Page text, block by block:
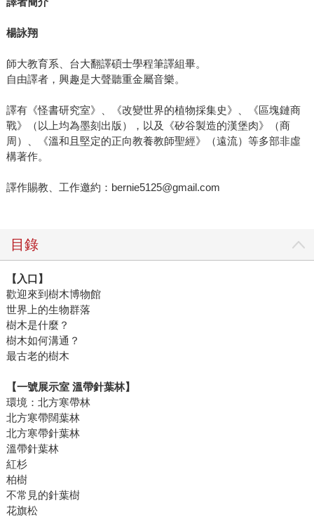
楊詠翔
師大教育系、台大翻譯碩士學程筆譯組畢。
自由譯者，興趣是大聲聽重金屬音樂。
譯有《怪書研究室》、《改變世界的植物採集史》、《區塊鏈商
戰》（以上均為墨刻出版），以及《矽谷製造的漢堡肉》（商
周）、《溫和且堅定的正向教養教師聖經》（遠流）等多部非虛
構著作。
譯作賜教、工作邀約：bernie5125@gmail.com
目錄
【入口】
歡迎來到樹木博物館
世界上的生物群落
樹木是什麼？
樹木如何溝通？
最古老的樹木
【一號展示室 溫帶針葉林】
環境：北方寒帶林
北方寒帶闊葉林
北方寒帶針葉林
溫帶針葉林
紅杉
柏樹
不常見的針葉樹
花旗松